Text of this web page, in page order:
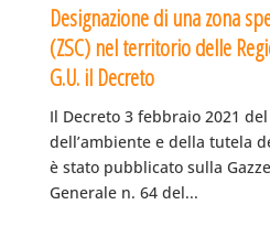
Designazione di una zona
(ZSC) nel territorio delle
G.U. il Decreto
Il Decreto 3 febbraio 2021
dell’ambiente e della tutela
è stato pubblicato sulla
Generale n. 64 del...